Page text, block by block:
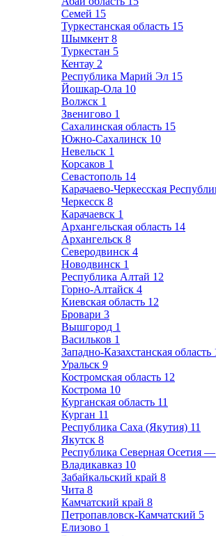
Семей 15
Туркестанская область 15
Шымкент 8
Туркестан 5
Кентау 2
Республика Марий Эл 15
Йошкар-Ола 10
Волжск 1
Звенигово 1
Сахалинская область 15
Южно-Сахалинск 10
Невельск 1
Корсаков 1
Севастополь 14
Карачаево-Черкесская
Черкесск 8
Карачаевск 1
Архангельская область 14
Архангельск 8
Северодвинск 4
Новодвинск 1
Республика Алтай 12
Горно-Алтайск 4
Киевская область 12
Бровари 3
Вышгород 1
Васильков 1
Западно-Казахстанская область
Уральск 9
Костромская область 12
Кострома 10
Курганская область 11
Курган 11
Республика Саха (Якутия) 11
Якутск 8
Республика Северная Осетия
Владикавказ 10
Забайкальский край 8
Чита 8
Камчатский край 8
Петропавловск-Камчатский 5
Елизово 1